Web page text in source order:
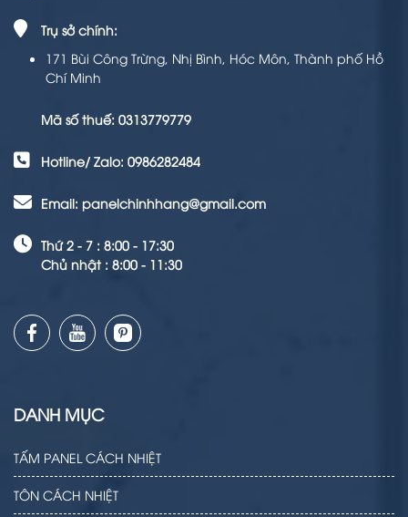
Trụ sở chính:
171 Bùi Công Trừng, Nhị Bình, Hóc Môn, Thành phố Hồ
Chí Minh
Mã số thuế: 0313779779
Hotline/ Zalo: 0986282484
Email: panelchinhhang@gmail.com
Thứ 2 - 7 : 8:00 - 17:30
Chủ nhật : 8:00 - 11:30
DANH MỤC
TẤM PANEL CÁCH NHIỆT
TÔN CÁCH NHIỆT